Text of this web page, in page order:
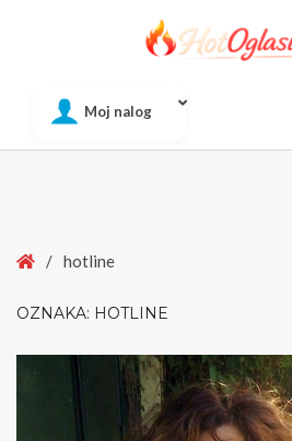
Moj nalog
Home
/ hotline
OZNAKA: HOTLINE